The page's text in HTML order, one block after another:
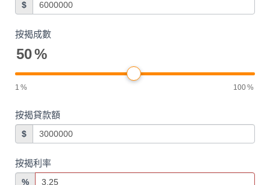
$
按揭成數
50%
1 % 100%
按揭貸款額
$
按揭利率
%